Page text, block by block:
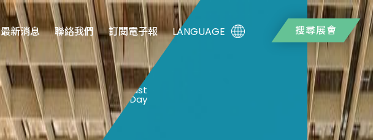
最新消息 聯絡我們 訂閱電子報 LANGUAGE 搜尋展會
0 Last
Day